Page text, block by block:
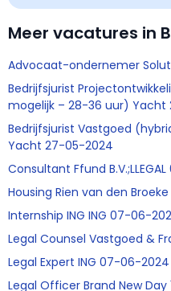
Meer vacatures in
Advocaat-ondernemer
Bedrijfsjurist
mogelijk – 28-36 uur) Yacht
Bedrijfsjurist Vastgoed
Yacht 27-05-2024
Consultant Ffund
Housing Rien van den
Internship ING ING 07-06-
Legal Counsel Vastgoed &
Legal Expert ING 07-06-2024
Legal Officer Brand New